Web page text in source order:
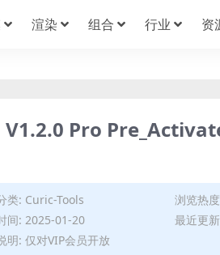
渲染 组合 行业 资
Pro
类: Curic-Tools
浏览热
间: 2025-01-20
最近更
明: 仅对VIP会员开放